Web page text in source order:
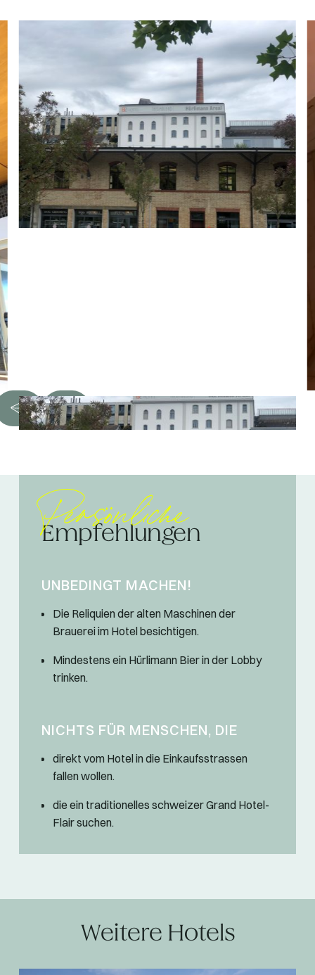
Persönliche
Empfehlungen
UNBEDINGT MACHEN!
Die Reliquien der alten Maschinen der
Brauerei im Hotel besichtigen.
Mindestens ein Hürlimann Bier in der Lobby
trinken.
NICHTS FÜR MENSCHEN, DIE
direkt vom Hotel in die Einkaufsstrassen
fallen wollen.
die ein traditionelles schweizer Grand Hotel-
Flair suchen.
Weitere Hotels